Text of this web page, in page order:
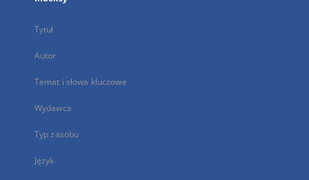
Tytuł
Autor
Temat i słowa kluczowe
Wydawca
Typ zasobu
Język